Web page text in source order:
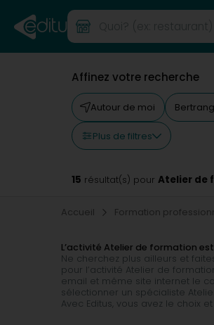
Affinez votre recherche
Autour de moi
Plus de filtres
15 résultat(s) pour Atelier de
Accueil Formation
L’activité Atelier de formation
Ne cherchez plus ailleurs et
pour l’activité Atelier de
email et même site internet le
sélectionner un spécialiste
Avec Editus, vous avez le choix